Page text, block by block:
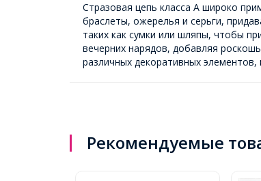
Стразовая цепь класса А широко
браслеты, ожерелья и серьги,
таких как сумки или шляпы, чтобы
вечерних нарядов, добавляя
различных декоративных
Рекомендуемые